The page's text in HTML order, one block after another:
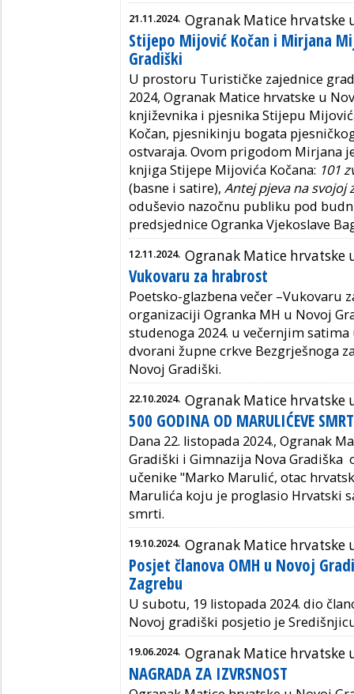
21.11.2024. Ogranak Matice hrvatske
Stijepo Mijović Kočan i Mirjana
Gradiški
U prostoru Turističke zajednice
2024, Ogranak Matice hrvatske u
književnika i pjesnika Stijepu
Kočan, pjesnikinju bogata
ostvaraja. Ovom prigodom Mirjana
knjiga Stijepe Mijovića Kočana: 101
(basne i satire), Antej pjeva na svojoj
oduševio nazočnu publiku pod
predsjednice Ogranka Vjekoslave
12.11.2024. Ogranak Matice hrvatske
Vukovaru za hrabrost
Poetsko-glazbena večer –Vukovaru
organizaciji Ogranka MH u Novoj
studenoga 2024. u večernjim
dvorani župne crkve Bezgrješnoga
Novoj Gradiški.
22.10.2024. Ogranak Matice hrvatske
500 GODINA OD MARULIĆEVE
Dana 22. listopada 2024., Ogranak
Gradiški i Gimnazija Nova Gradiška
učenike "Marko Marulić, otac
Marulića koju je proglasio Hrvatski
smrti.
19.10.2024. Ogranak Matice hrvatske
Posjet članova OMH u Novoj
Zagrebu
U subotu, 19 listopada 2024. dio
Novoj gradiški posjetio je
19.06.2024. Ogranak Matice hrvatske
NAGRADA ZA IZVRSNOST